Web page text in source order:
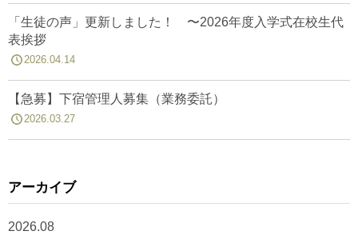
「生徒の声」更新しました！ 〜2026年度入学式在校生代
表挨拶
2026.04.14
【急募】下宿管理人募集（業務委託）
2026.03.27
アーカイブ
2026.08